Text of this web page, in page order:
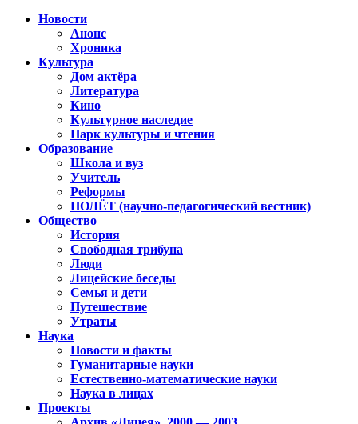
Новости
Анонс
Хроника
Культура
Дом актёра
Литература
Кино
Культурное наследие
Парк культуры и чтения
Образование
Школа и вуз
Учитель
Реформы
ПОЛЁТ (научно-педагогический вестник)
Общество
История
Свободная трибуна
Люди
Лицейские беседы
Семья и дети
Путешествие
Утраты
Наука
Новости и факты
Гуманитарные науки
Естественно-математические науки
Наука в лицах
Проекты